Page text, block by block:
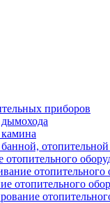
приборов
отопительного
отопительного